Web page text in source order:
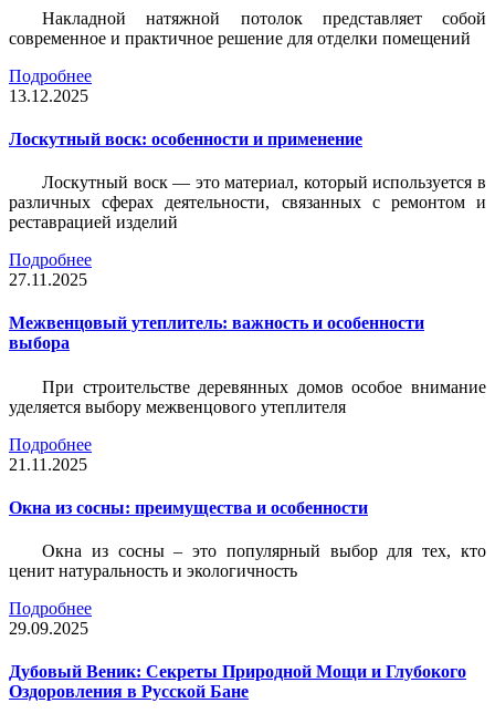
Накладной натяжной потолок представляет собой
современное и практичное решение для отделки помещений
Подробнее
13.12.2025
Лоскутный воск: особенности и применение
Лоскутный воск — это материал, который используется в
различных сферах деятельности, связанных с ремонтом и
реставрацией изделий
Подробнее
27.11.2025
Межвенцовый утеплитель: важность и особенности
выбора
При строительстве деревянных домов особое внимание
уделяется выбору межвенцового утеплителя
Подробнее
21.11.2025
Окна из сосны: преимущества и особенности
Окна из сосны – это популярный выбор для тех, кто
ценит натуральность и экологичность
Подробнее
29.09.2025
Дубовый Веник: Секреты Природной Мощи и Глубокого
Оздоровления в Русской Бане